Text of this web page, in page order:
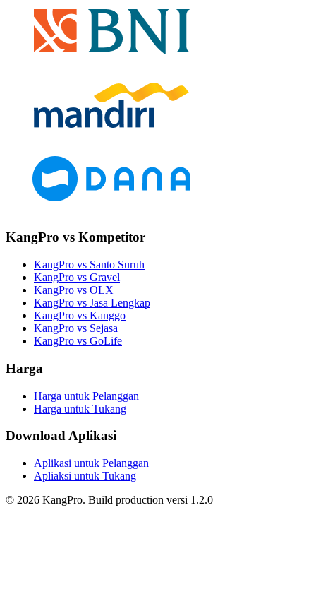
KangPro vs Kompetitor
KangPro vs Santo Suruh
KangPro vs Gravel
KangPro vs OLX
KangPro vs Jasa Lengkap
KangPro vs Kanggo
KangPro vs Sejasa
KangPro vs GoLife
Harga
Harga untuk Pelanggan
Harga untuk Tukang
Download Aplikasi
Aplikasi untuk Pelanggan
Apliaksi untuk Tukang
© 2026 KangPro. Build production versi 1.2.0